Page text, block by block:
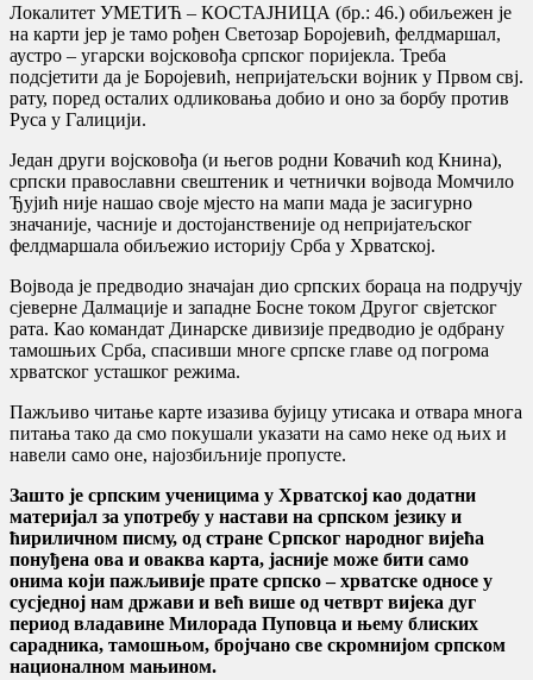
Локалитет УМЕТИЋ – КОСТАЈНИЦА (бр.: 46.) обиљежен је
на карти јер је тамо рођен Светозар Боројевић, фелдмаршал,
аустро – угарски војсковођа српског поријекла. Треба
подсјетити да је Боројевић, непријатељски војник у Првом свј.
рату, поред осталих одликовања добио и оно за борбу против
Руса у Галицији.
Један други војсковођа (и његов родни Ковачић код Книна),
српски православни свештеник и четнички војвода Момчило
Ђујић није нашао своје мјесто на мапи мада је засигурно
значаније, часније и достојанственије од непријатељског
фелдмаршала обиљежио историју Срба у Хрватској.
Војвода је предводио значајан дио српских бораца на подручју
сјеверне Далмације и западне Босне током Другог свјетског
рата. Као командат Динарске дивизије предводио је одбрану
тамошњих Срба, спасивши многе српске главе од погрома
хрватског усташког режима.
Пажљиво читање карте изазива бујицу утисака и отвара многа
питања тако да смо покушали указати на само неке од њих и
навели само оне, најозбиљније пропусте.
Зашто је српским ученицима у Хрватској као додатни
материјал зa упoтрeбу у нaстaви нa српскoм jeзику и
ћириличнoм писму, од стране Српскoг нaрoднoг виjeћа
понуђена ова и оваква карта, јасније може бити само
онима који пажљивије прате српско – хрватске односе у
сусједној нам држави и већ више од четврт вијека дуг
период владавине Милорада Пуповца и њему блиских
сарадника, тамошњом, бројчано све скромнијом српском
националном мањином.